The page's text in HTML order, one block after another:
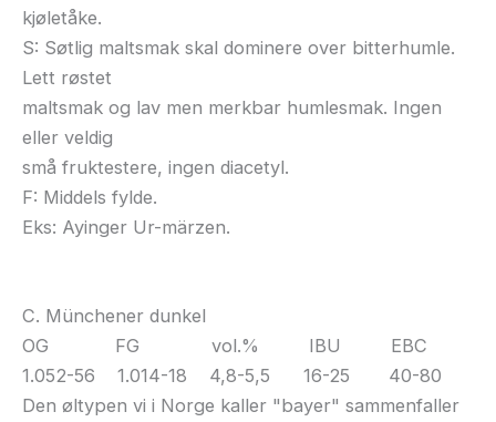
kjøletåke.
S: Søtlig maltsmak skal dominere over bitterhumle.
Lett røstet
maltsmak og lav men merkbar humlesmak. Ingen
eller veldig
små fruktestere, ingen diacetyl.
F: Middels fylde.
Eks: Ayinger Ur-märzen.
C. Münchener dunkel
OG FG vol.% IBU EBC
1.052-56 1.014-18 4,8-5,5 16-25 40-80
Den øltypen vi i Norge kaller "bayer" sammenfaller